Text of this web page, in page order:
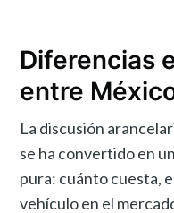
Diferencias
entre
La discusión
se ha convertido en
pura: cuánto cuesta,
vehículo en el